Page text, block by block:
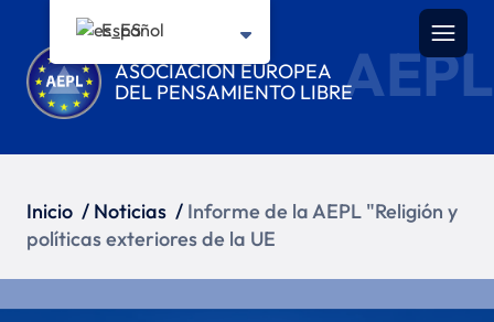
ASOCIACIÓN EUROPEA
DEL PENSAMIENTO LIBREAEPL
Inicio / Noticias / Informe de la AEPL "Religión y
políticas exteriores de la UE
Español